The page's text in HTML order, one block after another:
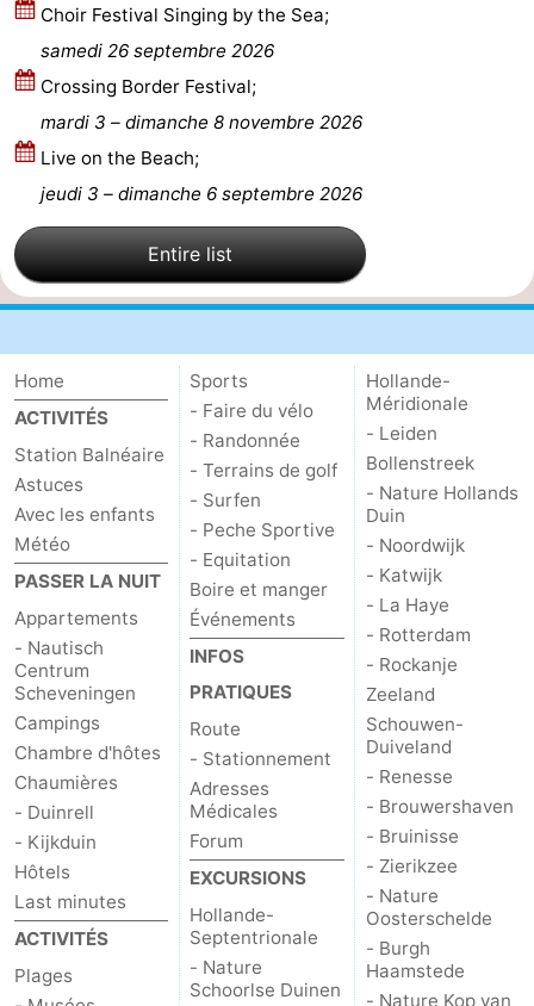
Zee
duinreservaat
Wijk
aan
Zee
Nature
Zuid-
Kennermerland
-
Amsterdam
-
Haarlem
Zandvoort
Hollande-
Méridionale
-
Leiden
Bollenstreek
-
Nature
Hollands
Duin
-
Noordwijk
-
Katwijk
-
La
Haye
-
Rotterdam
-
Rockanje
Zeeland
Schouwen-
Duiveland
Renesse
Brouwershaven
-
Bruinisse
Choir Festival Singing by the Sea;
samedi 26 septembre 2026
Crossing Border Festival;
mardi 3 –
dimanche 8 novembre 2026
Live on the Beach;
jeudi 3 – dimanche 6 septembre 2026
Entire list
Home
ACTIVITÉS
Station Balnéaire
Astuces
Avec les enfants
Météo
PASSER LA NUIT
Appartements
- Nautisch
Centrum
Scheveningen
Campings
Chambre d'hôtes
Chaumières
- Duinrell
- Kijkduin
Hôtels
Last minutes
ACTIVITÉS
Plages
Sports
- Faire du vélo
- Randonnée
- Terrains de golf
- Surfen
- Peche Sportive
- Equitation
Boire et manger
Événements
INFOS
PRATIQUES
Route
- Stationnement
Adresses
Médicales
Forum
EXCURSIONS
Hollande-
Septentrionale
- Nature
Schoorlse Duinen
Hollande-
Méridionale
- Leiden
Bollenstreek
- Nature Hollands
Duin
- Noordwijk
- Katwijk
- La Haye
- Rotterdam
- Rockanje
Zeeland
Schouwen-
Duiveland
- Renesse
- Brouwershaven
- Bruinisse
- Zierikzee
- Nature
Oosterschelde
- Burgh
Haamstede
- Nature Kop van